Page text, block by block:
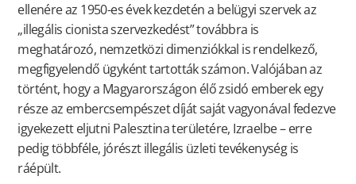
ellenére az 1950-es évek kezdetén a belügyi szervek az
„illegális cionista szervezkedést” továbbra is
meghatározó, nemzetközi dimenziókkal is rendelkező,
megfigyelendő ügyként tartották számon. Valójában az
történt, hogy a Magyarországon élő zsidó emberek egy
része az embercsempészet díját saját vagyonával fedezve
igyekezett eljutni Palesztina területére, Izraelbe – erre
pedig többféle, jórészt illegális üzleti tevékenység is
ráépült.